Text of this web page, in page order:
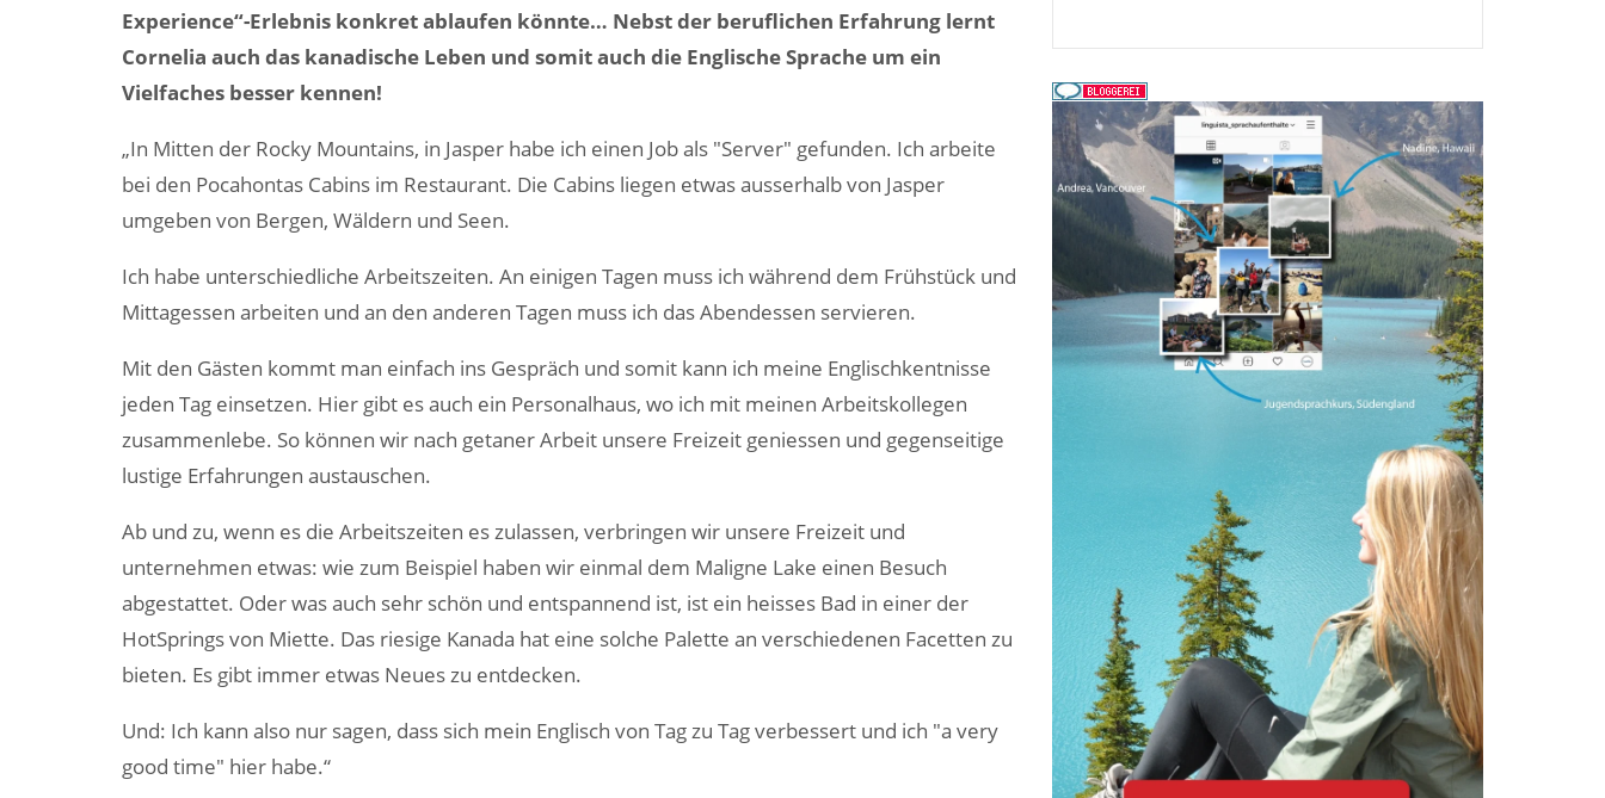
Experience“-Erlebnis konkret ablaufen könnte… Nebst der beruflichen Erfahrung lernt
Cornelia auch das kanadische Leben und somit auch die Englische Sprache um ein
Vielfaches besser kennen!
„In Mitten der Rocky Mountains, in Jasper habe ich einen Job als "Server" gefunden. Ich arbeite
bei den Pocahontas Cabins im Restaurant. Die Cabins liegen etwas ausserhalb von Jasper
umgeben von Bergen, Wäldern und Seen.
Ich habe unterschiedliche Arbeitszeiten. An einigen Tagen muss ich während dem Frühstück und
Mittagessen arbeiten und an den anderen Tagen muss ich das Abendessen servieren.
Mit den Gästen kommt man einfach ins Gespräch und somit kann ich meine Englischkentnisse
jeden Tag einsetzen. Hier gibt es auch ein Personalhaus, wo ich mit meinen Arbeitskollegen
zusammenlebe. So können wir nach getaner Arbeit unsere Freizeit geniessen und gegenseitige
lustige Erfahrungen austauschen.
Ab und zu, wenn es die Arbeitszeiten es zulassen, verbringen wir unsere Freizeit und
unternehmen etwas: wie zum Beispiel haben wir einmal dem Maligne Lake einen Besuch
abgestattet. Oder was auch sehr schön und entspannend ist, ist ein heisses Bad in einer der
HotSprings von Miette. Das riesige Kanada hat eine solche Palette an verschiedenen Facetten zu
bieten. Es gibt immer etwas Neues zu entdecken.
Und: Ich kann also nur sagen, dass sich mein Englisch von Tag zu Tag verbessert und ich "a very
good time" hier habe.“